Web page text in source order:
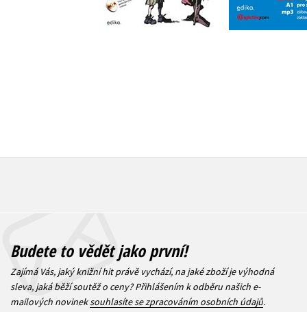
Do košíku 199 Kč
Budete to vědět jako první!
Zajímá Vás, jaký knižní hit právě vychází, na jaké zboží je výhodná
sleva, jaká běží soutěž o ceny? Přihlášením k odběru našich e-
mailových novineksouhlasíte se zpracováním osobních údajů.